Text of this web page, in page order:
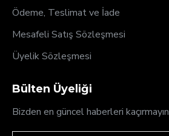
Ödeme, Teslimat ve İade
Mesafeli Satış Sözleşmesi
Üyelik Sözleşmesi
Bülten Üyeliği
Bizden en güncel haberleri kaçırmayın